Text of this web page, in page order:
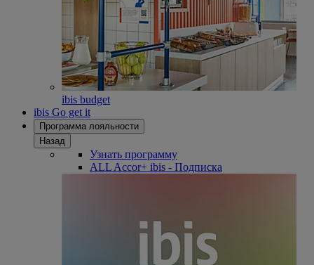
ibis budget
ibis Go get it
Программа лояльности
Назад
Узнать программу
ALL Accor+ ibis - Подписка